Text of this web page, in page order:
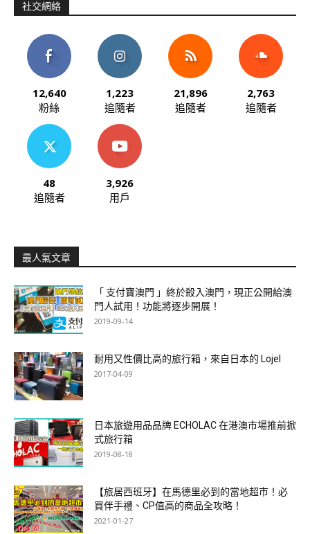
社交網絡
12,640
粉絲
1,223
追隨者
21,896
追隨者
2,763
追隨者
48
追隨者
3,926
用戶
最人氣文章
「 支付寶澳門 」終於殺入澳門，現正公開給澳
門人試用！功能將逐步開展！
2019-09-14
耐用又性價比高的旅行箱，來自日本的 Lojel
2017-04-09
日本旅遊用品品牌 ECHOLAC 在港澳市場推前掀
式旅行箱
2019-08-18
【旅居西班牙】在馬德里必到的當地超市！必
買伴手禮、CP值高的商品全攻略！
2021-01-27